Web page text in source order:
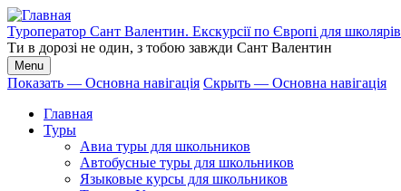
Перейти
к
основному
содержанию
Туроператор Сант Валентин. Екскурсії по Європі для школярів
Ти в дорозі не один, з тобою завжди Сант Валентин
Menu
Основна
навігація
Показать — Основна навігація Скрыть — Основна навігація
Главная
Туры
Авиа туры для школьников
Автобусные туры для школьников
Языковые курсы для школьников